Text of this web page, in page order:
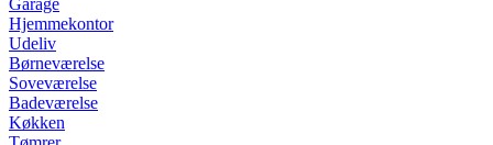
Garage
Hjemmekontor
Udeliv
Børneværelse
Soveværelse
Badeværelse
Køkken